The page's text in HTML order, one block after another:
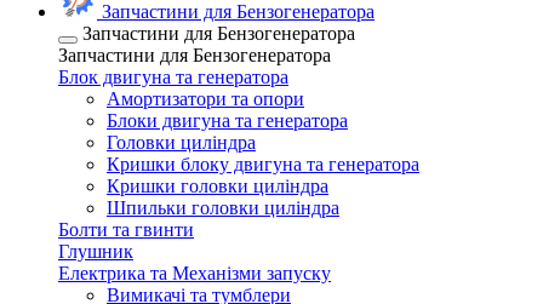
Запчастини для Бензогенератора
Запчастини для Бензогенератора
Запчастини для Бензогенератора
Блок двигуна та генератора
Амортизатори та опори
Блоки двигуна та генератора
Головки циліндра
Кришки блоку двигуна та генератора
Кришки головки циліндра
Шпильки головки циліндра
Болти та гвинти
Глушник
Електрика та Механізми запуску
Вимикачі та тумблери